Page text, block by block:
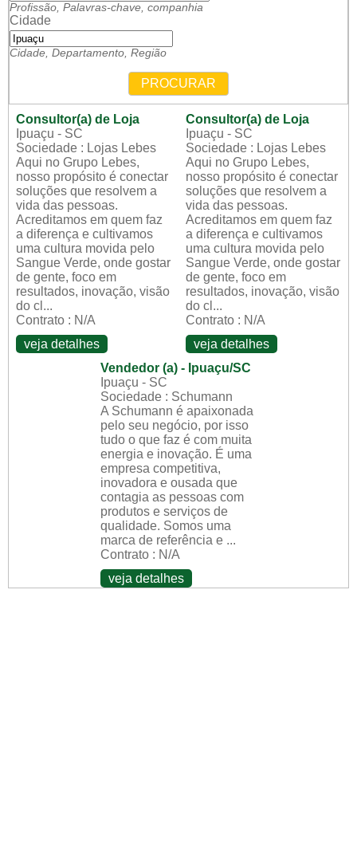
Profissão, Palavras-chave, companhia
Cidade
Cidade, Departamento, Região
PROCURAR
Consultor(a) de Loja
Ipuaçu - SC
Sociedade : Lojas Lebes
Aqui no Grupo Lebes,
nosso propósito é conectar
soluções que resolvem a
vida das pessoas.
Acreditamos em quem faz
a diferença e cultivamos
uma cultura movida pelo
Sangue Verde, onde gostar
de gente, foco em
resultados, inovação, visão
do cl...
Contrato : N/A
veja detalhes
Consultor(a) de Loja
Ipuaçu - SC
Sociedade : Lojas Lebes
Aqui no Grupo Lebes,
nosso propósito é conectar
soluções que resolvem a
vida das pessoas.
Acreditamos em quem faz
a diferença e cultivamos
uma cultura movida pelo
Sangue Verde, onde gostar
de gente, foco em
resultados, inovação, visão
do cl...
Contrato : N/A
veja detalhes
Vendedor (a) - Ipuaçu/SC
Ipuaçu - SC
Sociedade : Schumann
A Schumann é apaixonada
pelo seu negócio, por isso
tudo o que faz é com muita
energia e inovação. É uma
empresa competitiva,
inovadora e ousada que
contagia as pessoas com
produtos e serviços de
qualidade. Somos uma
marca de referência e ...
Contrato : N/A
veja detalhes